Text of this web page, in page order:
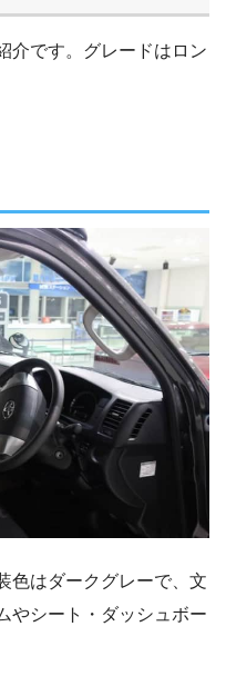
介です。グレードはロン
色はダークグレーで、文
やシート・ダッシュボー